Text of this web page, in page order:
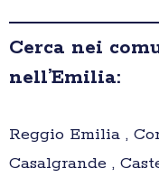
Cerca nei
nell’Emilia:
Reggio Emilia ,
Casalgrande ,